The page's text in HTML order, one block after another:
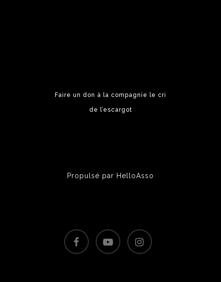
Faire un don à la compagnie le cri
de l’escargot
Propulsé par HelloAsso